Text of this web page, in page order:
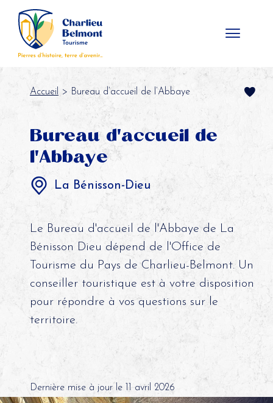
Accueil > Bureau d’accueil de l’Abbaye
Bureau d'accueil de
l'Abbaye
La Bénisson-Dieu
Le Bureau d'accueil de l'Abbaye de La
Bénisson Dieu dépend de l'Office de
Tourisme du Pays de Charlieu-Belmont. Un
conseiller touristique est à votre disposition
pour répondre à vos questions sur le
territoire.
Dernière mise à jour le 11 avril 2026
Panneau de gestion des cookies